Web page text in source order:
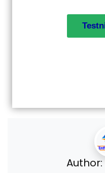
Author: